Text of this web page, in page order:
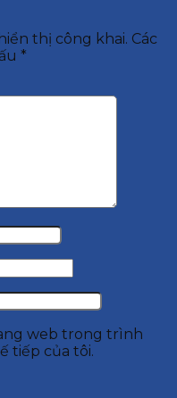
thị công khai. Các
*
web trong trình
tiếp của tôi.